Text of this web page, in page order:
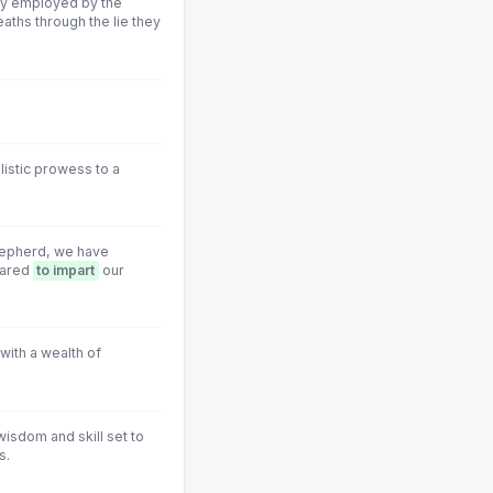
through the lie they
prowess to a
we have
to impart our
a wealth of
and skill set to